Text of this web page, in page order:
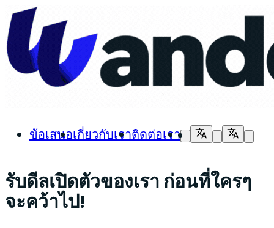
ข้อเสนอเกี่ยวกับเราติดต่อเรา
รับดีลเปิดตัวของเรา ก่อนที่ใครๆ
จะคว้าไป!